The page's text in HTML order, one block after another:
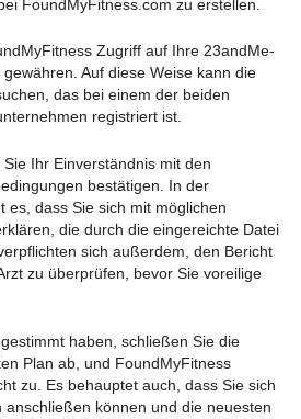
FoundMyFitness.com zu erstellen.
Zugriff auf Ihre 23andMe-
Auf diese Weise kann die
das bei einem der beiden
registriert ist.
Ihr Einverständnis mit den
bestätigen. In der
es, dass Sie sich mit möglichen
die durch die eingereichte Datei
sich außerdem, den Bericht
zu überprüfen, bevor Sie voreilige
haben, schließen Sie die
Plan ab, und FoundMyFitness
zu. Es behauptet auch, dass Sie sich
anschließen können und die neuesten